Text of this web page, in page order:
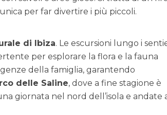
per far divertire i più piccoli.
di Ibiza. Le escursioni lungo i
per esplorare la flora e la fauna
della famiglia, garantendo
delle Saline, dove a fine stagione è
giornata nel nord dell’isola e andate